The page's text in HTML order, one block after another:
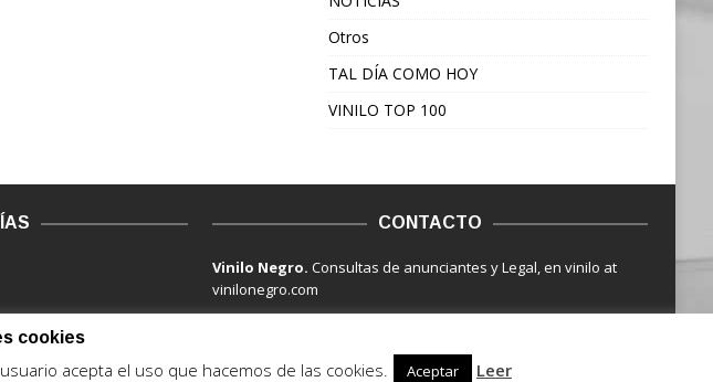
Otros
TAL DÍA COMO HOY
VINILO TOP 100
CONTACTO
Vinilo Negro.Consultas de anunciantes y Legal, en vinilo at
vinilonegro.com
cookies
acepta el uso que hacemos de las cookies. Aceptar Leer